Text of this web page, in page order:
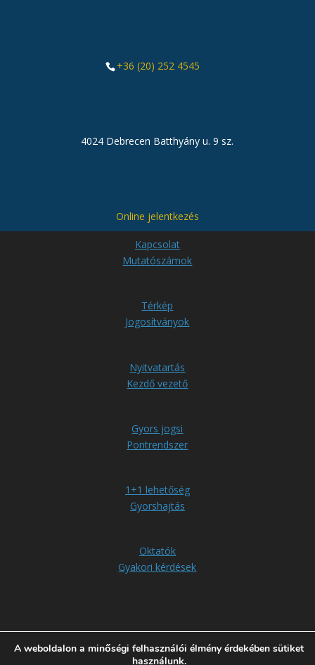
+36 (20) 252 4545
4024 Debrecen Batthyány u. 9 sz.
Online jelentkezés
Kapcsolat
Mutatószámok
Térkép
Jogosítványok
Nyitvatartás
Kezdő vezető
Gyors jogsi
Pontrendszer
1+1 lehetőség
Gyorshajtás
Oktatók
Gyakori kérdések
Impresszum
Adatkezelési tájékoztató
A weboldalon a minőségi felhasználói élmény érdekében sütiket
használunk.